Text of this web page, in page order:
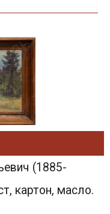
(1885-
картон, масло.